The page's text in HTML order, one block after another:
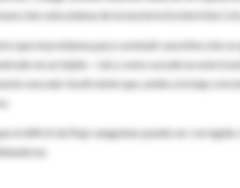
subcutánea de la bacteria Escherichia
que el problema para combatir una infección
en un tejido —tal y como sucede en este
vascular insuficiente que, unida a la baja
el déficit de flujo sanguíneo puede ser